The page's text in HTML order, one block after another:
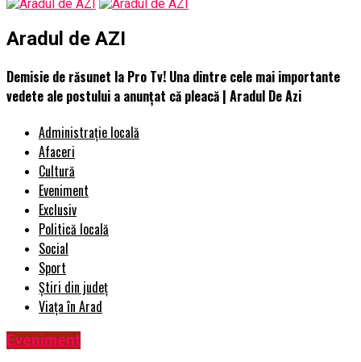
Aradul de AZI
Demisie de răsunet la Pro Tv! Una dintre cele mai importante
vedete ale postului a anunțat că pleacă | Aradul De Azi
Administrație locală
Afaceri
Cultură
Eveniment
Exclusiv
Politică locală
Social
Sport
Știri din județ
Viața în Arad
Eveniment